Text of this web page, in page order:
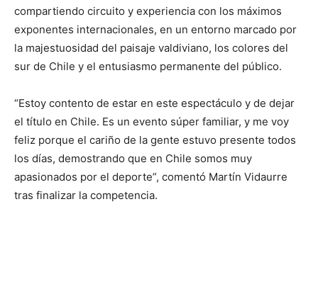
compartiendo circuito y experiencia con los máximos
exponentes internacionales, en un entorno marcado por
la majestuosidad del paisaje valdiviano, los colores del
sur de Chile y el entusiasmo permanente del público.
“Estoy contento de estar en este espectáculo y de dejar
el título en Chile. Es un evento súper familiar, y me voy
feliz porque el cariño de la gente estuvo presente todos
los días, demostrando que en Chile somos muy
apasionados por el deporte”, comentó Martín Vidaurre
tras finalizar la competencia.